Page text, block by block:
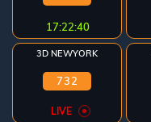
17:22:40
3D NEWYORK
732
LIVE